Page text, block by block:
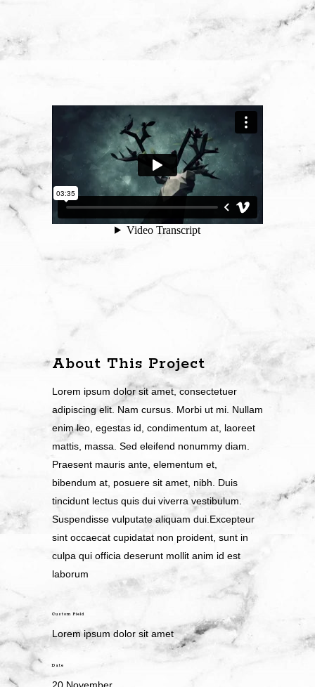
About This Project
Lorem ipsum dolor sit amet, consectetuer
adipiscing elit. Nam cursus. Morbi ut mi. Nullam
enim leo, egestas id, condimentum at, laoreet
mattis, massa. Sed eleifend nonummy diam.
Praesent mauris ante, elementum et,
bibendum at, posuere sit amet, nibh. Duis
tincidunt lectus quis dui viverra vestibulum.
Suspendisse vulputate aliquam dui.Excepteur
sint occaecat cupidatat non proident, sunt in
culpa qui officia deserunt mollit anim id est
laborum
Custom Field
Lorem ipsum dolor sit amet
Date